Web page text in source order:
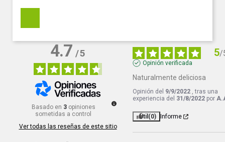
4.7/5
Basado en 3 opiniones
sometidas a control
Ver todas las reseñas de este sitio
5/
Opinión verificada
Naturalmente deliciosa
Opinión del 9/9/2022 , tras una
experiencia del 31/8/2022 por
Útil (0) Informe